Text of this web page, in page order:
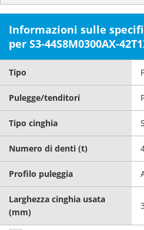
Informazioni sulle
per S3-44S8M0300AX-
Tipo
Pulegge/tenditori
Tipo cinghia
Numero di denti (t)
Profilo puleggia
Larghezza cinghia usata
(mm)